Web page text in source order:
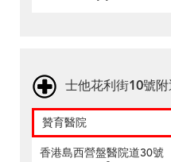
士他花利街10號
贊育醫院
香港島西營盤醫院道30號